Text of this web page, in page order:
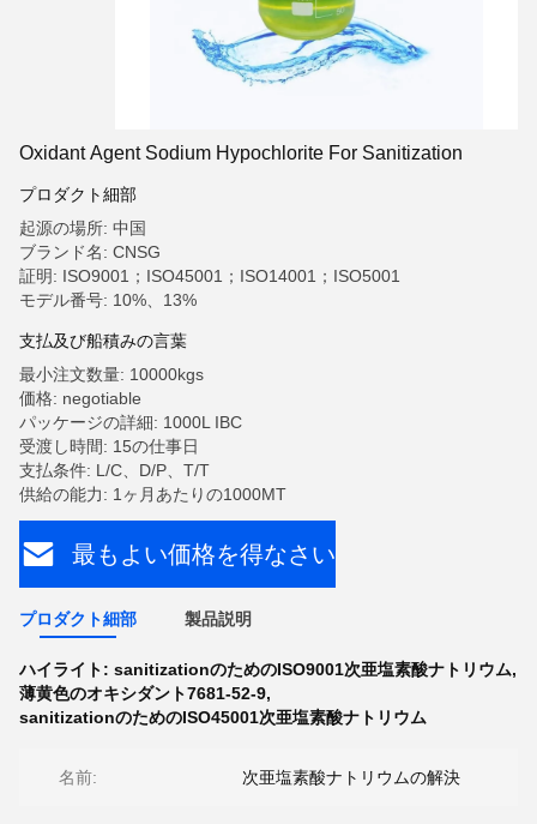
Oxidant Agent Sodium Hypochlorite For Sanitization
プロダクト細部
起源の場所: 中国
ブランド名: CNSG
証明: ISO9001；ISO45001；ISO14001；ISO5001
モデル番号: 10%、13%
支払及び船積みの言葉
最小注文数量: 10000kgs
価格: negotiable
パッケージの詳細: 1000L IBC
受渡し時間: 15の仕事日
支払条件: L/C、D/P、T/T
供給の能力: 1ヶ月あたりの1000MT
最もよい価格を得なさい
プロダクト細部 製品説明
ハイライト: sanitizationのためのISO9001次亜塩素酸ナトリウム,
薄黄色のオキシダント7681-52-9,
sanitizationのためのISO45001次亜塩素酸ナトリウム
名前: 次亜塩素酸ナトリウムの解決